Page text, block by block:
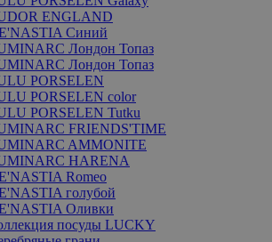
ENGLAND
Синий
Лондон Топаз
Лондон Топаз
PORSELEN
PORSELEN color
PORSELEN Tutku
FRIENDS'TIME
AMMONITE
HARENA
Romeo
голубой
Оливки
посуды LUCKY